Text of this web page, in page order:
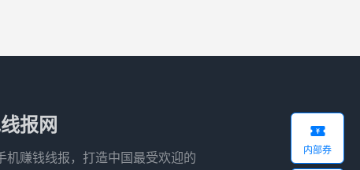
报网
赚钱线报，打造中国最受欢迎的

内部券